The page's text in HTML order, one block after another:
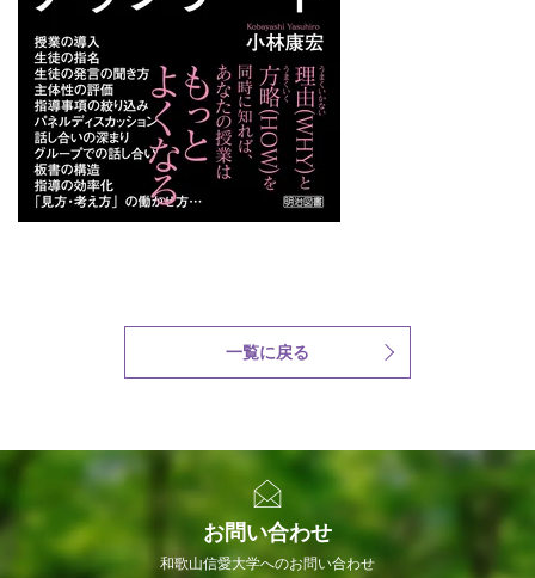
一覧に戻る
お問い合わせ
和歌山信愛大学へのお問い合わせ